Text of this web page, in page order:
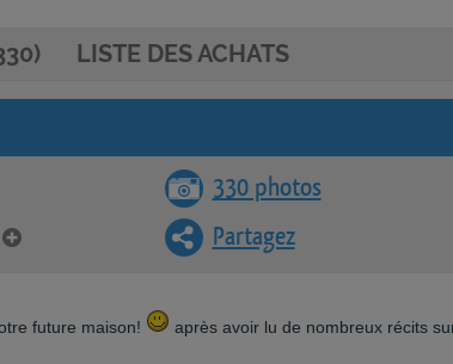
LISTE DES ACHATS
330 photos
Partagez
future maison!
après avoir lu de nombreux récits